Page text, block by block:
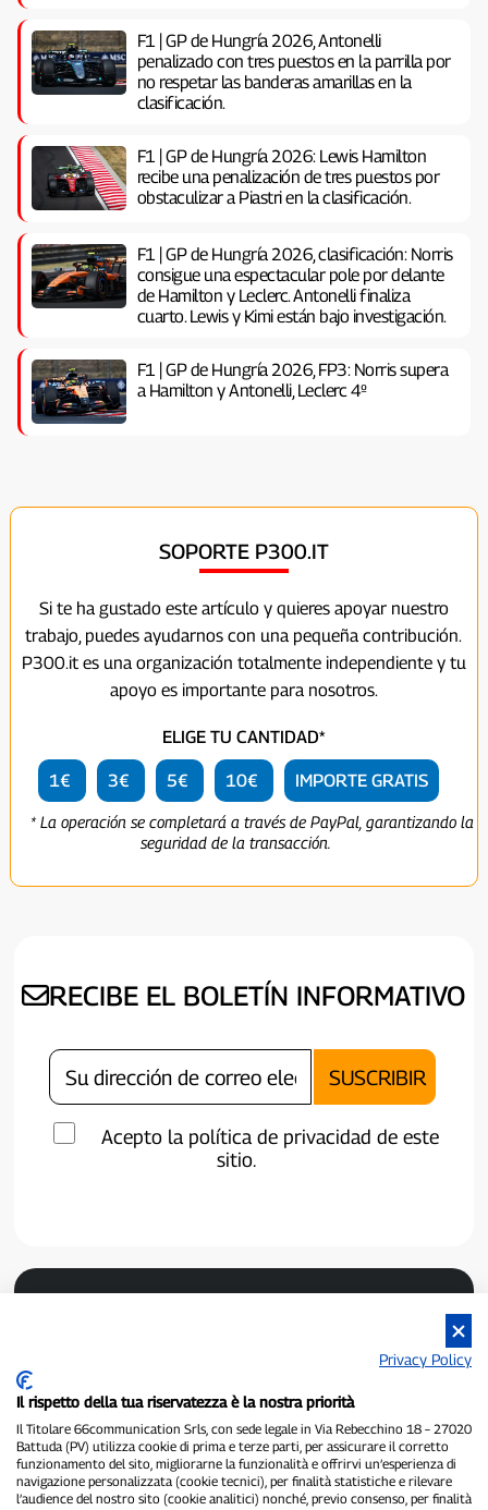
F1 | GP de Hungría 2026, Antonelli
penalizado con tres puestos en la parrilla por
no respetar las banderas amarillas en la
clasificación.
F1 | GP de Hungría 2026: Lewis Hamilton
recibe una penalización de tres puestos por
obstaculizar a Piastri en la clasificación.
F1 | GP de Hungría 2026, clasificación: Norris
consigue una espectacular pole por delante
de Hamilton y Leclerc. Antonelli finaliza
cuarto. Lewis y Kimi están bajo investigación.
F1 | GP de Hungría 2026, FP3: Norris supera
a Hamilton y Antonelli, Leclerc 4º
SOPORTE P300.IT
Si te ha gustado este artículo y quieres apoyar nuestro
trabajo, puedes ayudarnos con una pequeña contribución.
P300.it es una organización totalmente independiente y tu
apoyo es importante para nosotros.
ELIGE TU CANTIDAD*
1€ 3€ 5€ 10€ IMPORTE GRATIS
* La operación se completará a través de PayPal, garantizando la
seguridad de la transacción.
RECIBE EL BOLETÍN INFORMATIVO
Acepto la política de privacidad de este
sitio.
P300.it es un periódico independiente.
Número de registro 1/2021 del 1/2/2021 - Juzgado de Pavía.
Propietario y editor:66communication Srls- NIF 02798890188.
Redactor jefe:Alessandro Secchi- Subdirector:Federico Benedusi.
Privacy Policy
Il rispetto della tua riservatezza è la nostra priorità
Il Titolare 66communication Srls, con sede legale in Via Rebecchino 18 – 27020
Battuda (PV) utilizza cookie di prima e terze parti, per assicurare il corretto
funzionamento del sito, migliorarne la funzionalità e offrirvi un’esperienza di
navigazione personalizzata (cookie tecnici), per finalità statistiche e rilevare
l’audience del nostro sito (cookie analitici) nonché, previo consenso, per finalità